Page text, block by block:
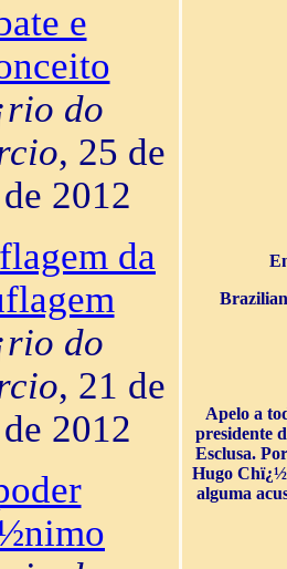
e
do
, 25 de
2012
da
do
, 21 de
2012
Apelo a
presidente
Esclusa.
Hugo
alguma